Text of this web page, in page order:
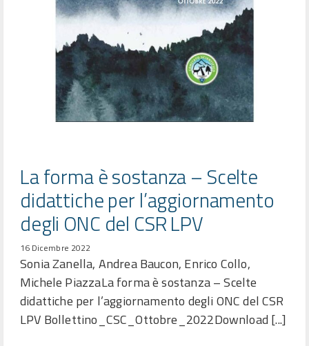
La forma è sostanza – Scelte
didattiche per l’aggiornamento
degli ONC del CSR LPV
16 Dicembre 2022
Sonia Zanella, Andrea Baucon, Enrico Collo,
Michele PiazzaLa forma è sostanza – Scelte
didattiche per l’aggiornamento degli ONC del CSR
LPV Bollettino_CSC_Ottobre_2022Download [...]